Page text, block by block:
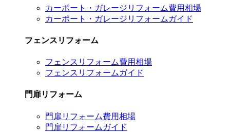
カーポート・ガレージリフォーム費用相場
カーポート・ガレージリフォームガイド
フェンスリフォーム
フェンスリフォーム費用相場
フェンスリフォームガイド
門扉リフォーム
門扉リフォーム費用相場
門扉リフォームガイド